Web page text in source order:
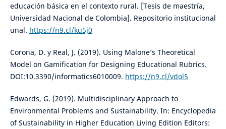
educación básica en el contexto rural. [Tesis de maestría,
Universidad Nacional de Colombia]. Repositorio institucional
unal. https://n9.cl/ku5j0
Corona, D. y Real, J. (2019). Using Malone’s Theoretical
Model on Gamification for Designing Educational Rubrics.
DOI:10.3390/informatics6010009. https://n9.cl/vdol5
Edwards, G. (2019). Multidisciplinary Approach to
Environmental Problems and Sustainability. In: Encyclopedia
of Sustainability in Higher Education Living Edition Editors: